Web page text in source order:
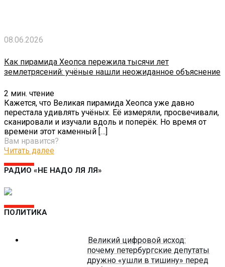
08.06.2026
Как пирамида Хеопса пережила тысячи лет
землетрясений: учёные нашли неожиданное объяснение
2 мин. чтение
Кажется, что Великая пирамида Хеопса уже давно
перестала удивлять учёных. Её измеряли, просвечивали,
сканировали и изучали вдоль и поперёк. Но время от
времени этот каменный […]
Вам нравится?
Читать далее
РАДИО «НЕ НАДО ЛЯ ЛЯ»
ПОЛИТИКА
Великий цифровой исход:
почему петербургские депутаты
дружно «ушли в тишину» перед